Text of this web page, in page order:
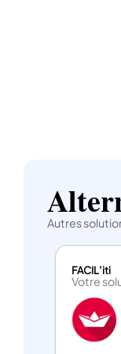
Autres
FACIL’iti
Votre